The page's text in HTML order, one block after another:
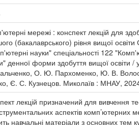
мережі : конспект лекцій для
(бакалаврського) рівня вищої
науки" спеціальності 122
денної форми здобуття вищої освіти /
О. Ю. Пархоменко, Ю. В.
Є. С. Кузнецов. Миколаїв : МНАУ,
лекцій призначений для вивчення
аспектів комп’ютерних
навчальні матеріали з основних тем